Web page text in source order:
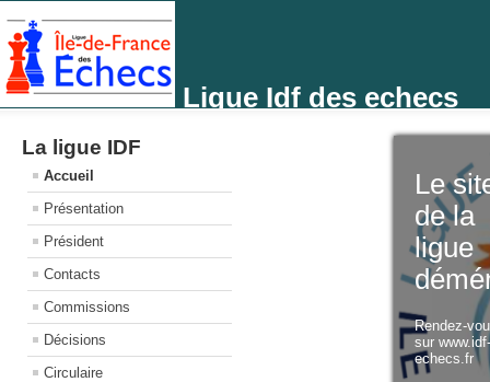
Ligue Idf des echecs
La ligue IDF
Accueil
Présentation
Président
Contacts
Commissions
Décisions
Circulaire
Le
de la
ligue
Rendez-
sur
echecs.fr